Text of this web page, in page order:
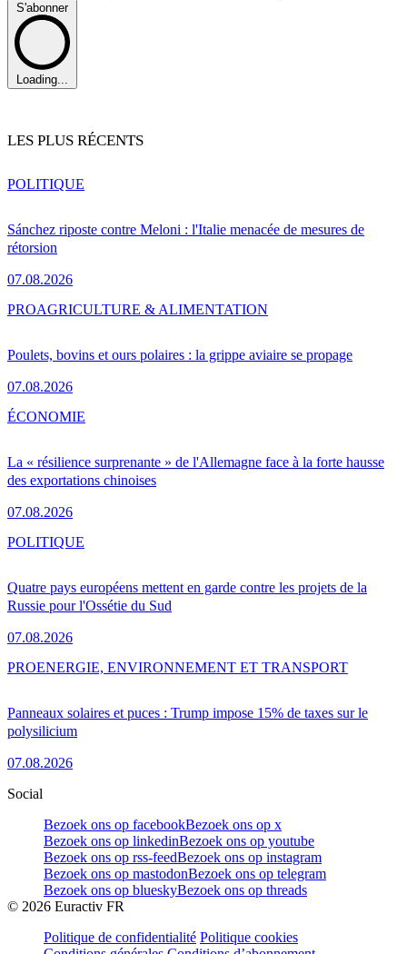
S'abonner
Loading...
LES PLUS RÉCENTS
Sánchez riposte contre Meloni : l'Italie menacée de mesures de
rétorsion
07.08.2026
POLITIQUE
Poulets, bovins et ours polaires : la grippe aviaire se propage
07.08.2026
PROAGRICULTURE & ALIMENTATION
La « résilience surprenante » de l'Allemagne face à la forte hausse
des exportations chinoises
07.08.2026
ÉCONOMIE
Quatre pays européens mettent en garde contre les projets de la
Russie pour l'Ossétie du Sud
07.08.2026
POLITIQUE
Panneaux solaires et puces : Trump impose 15% de taxes sur le
polysilicium
07.08.2026
PROENERGIE, ENVIRONNEMENT ET TRANSPORT
Social
Bezoek ons op facebookBezoek ons op x
Bezoek ons op linkedinBezoek ons op youtube
Bezoek ons op rss-feedBezoek ons op instagram
Bezoek ons op mastodonBezoek ons op telegram
Bezoek ons op blueskyBezoek ons op threads
© 2026 Euractiv FR
Politique de confidentialité Politique cookies